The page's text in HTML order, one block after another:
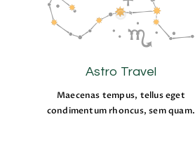
Astro Travel
Maecenas tempus, tellus eget
condimentum rhoncus, sem quam.